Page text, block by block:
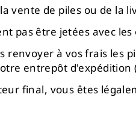
vente de piles ou de la
pas être jetées avec
renvoyer à vos frais les
entrepôt d'expédition
final, vous êtes